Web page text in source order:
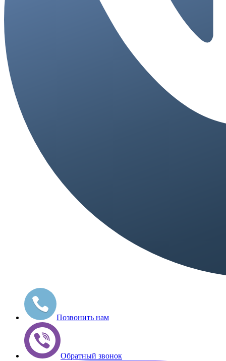
Позвонить нам
Обратный звонок